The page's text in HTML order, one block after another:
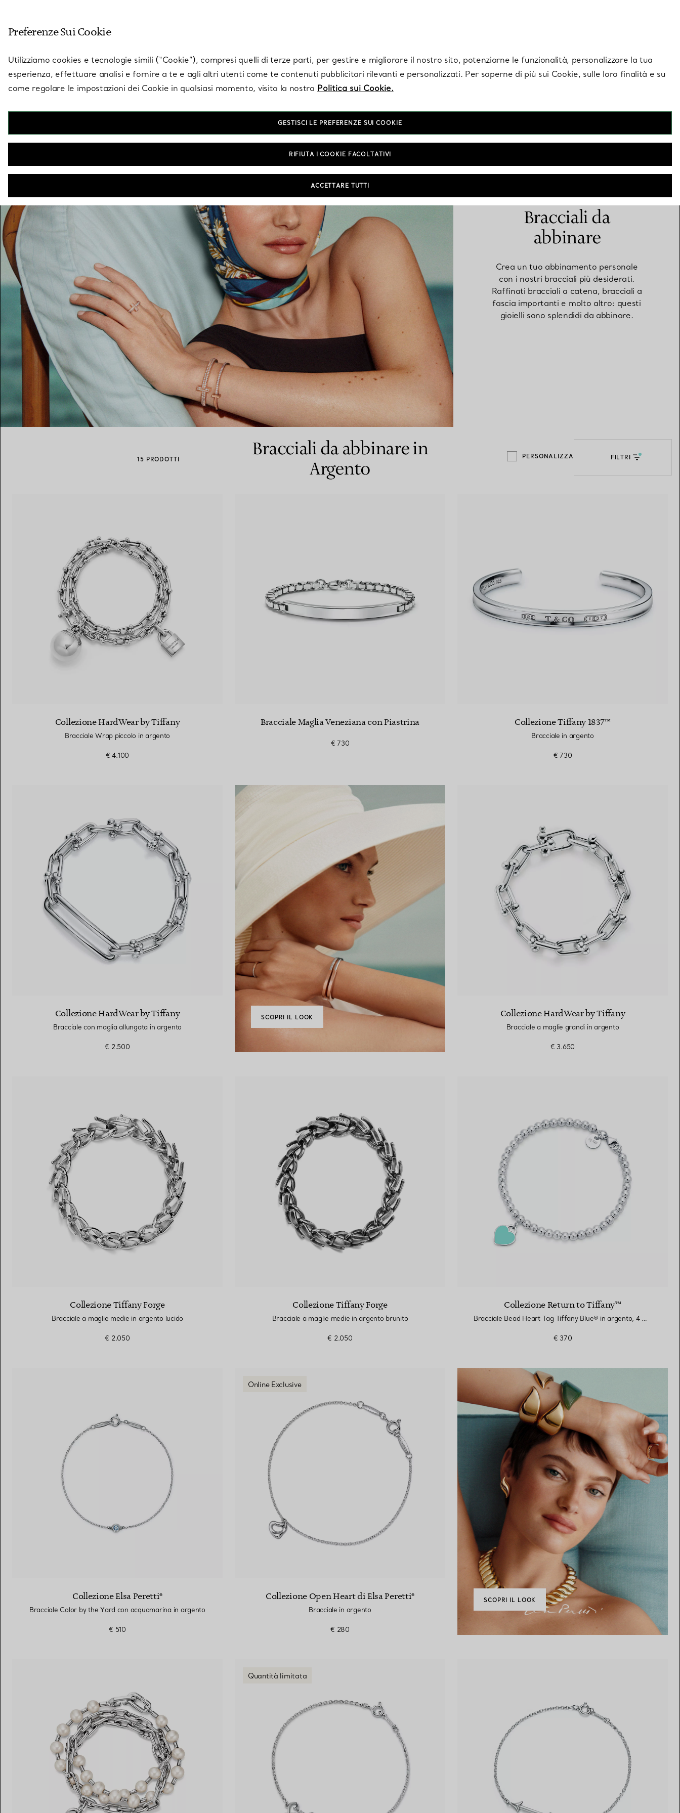
Anelli per coppie Eternity Rings
fidanzamento
Prenota il tuoappuntamento con un esperto di diamanti Tiffany.
Bracciali da
abbinare
Crea un tuo abbinamento personale
con i nostri bracciali più desiderati.
Raffinati bracciali a catena, bracciali a
fascia importanti e molto altro: questi
gioielli sono splendidi da abbinare.
15 PRODOTTI
Bracciali da abbinare in
Argento
PERSONALIZZA FILTRI
Collezione HardWear by Tiffany
Bracciale Wrap piccolo in argento
€ 4.100
Bracciale Maglia Veneziana con Piastrina
€ 730
Collezione Tiffany 1837™
Bracciale in argento
€ 730
Collezione HardWear by Tiffany
Bracciale con maglia allungata in argento
€ 2.500
SCOPRI IL LOOK Collezione HardWear by Tiffany
Bracciale a maglie grandi in argento
€ 3.650
Collezione Tiffany Forge
Bracciale a maglie medie in argento lucido
€ 2.050
Collezione Tiffany Forge
Bracciale a maglie medie in argento brunito
€ 2.050
Collezione Return to Tiffany™
Bracciale Bead Heart Tag Tiffany Blue® in argento, 4 mm
€ 370
Collezione Elsa Peretti®
Bracciale Color by the Yard con acquamarina in argento
€ 510
Online Exclusive
Collezione Open Heart di Elsa Peretti®
Bracciale in argento
€ 280
SCOPRI IL LOOK
Quantità limitata
Preferenze Sui Cookie
Utilizziamo cookies e tecnologie simili (“Cookie”), compresi quelli di terze parti, per gestire e migliorare il nostro sito, potenziarne le funzionalità, personalizzare la tua
esperienza, effettuare analisi e fornire a te e agli altri utenti come te contenuti pubblicitari rilevanti e personalizzati. Per saperne di più sui Cookie, sulle loro finalità e su
come regolare le impostazioni dei Cookie in qualsiasi momento, visita la nostra Politica sui Cookie.
GESTISCI LE PREFERENZE SUI COOKIE
RIFIUTA I COOKIE FACOLTATIVI
ACCETTARE TUTTI